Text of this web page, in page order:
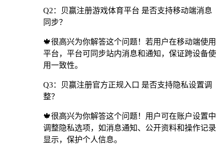
Q2：贝赢注册游戏体育平台 是否支持移动端消息
同步？
🍁很高兴为你解答这个问题！若用户在移动端使用
平台，平台可同步站内消息和通知，保证跨设备使
用一致性。
Q3：贝赢注册官方正规入口 是否支持隐私设置调
整？
🍁很高兴为你解答这个问题！用户可在账户设置中
调整隐私选项，如消息通知、公开资料和操作记录
显示，保护个人信息。